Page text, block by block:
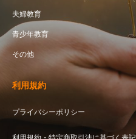
夫婦教育
青少年教育
その他
利用規約
プライバシーポリシー